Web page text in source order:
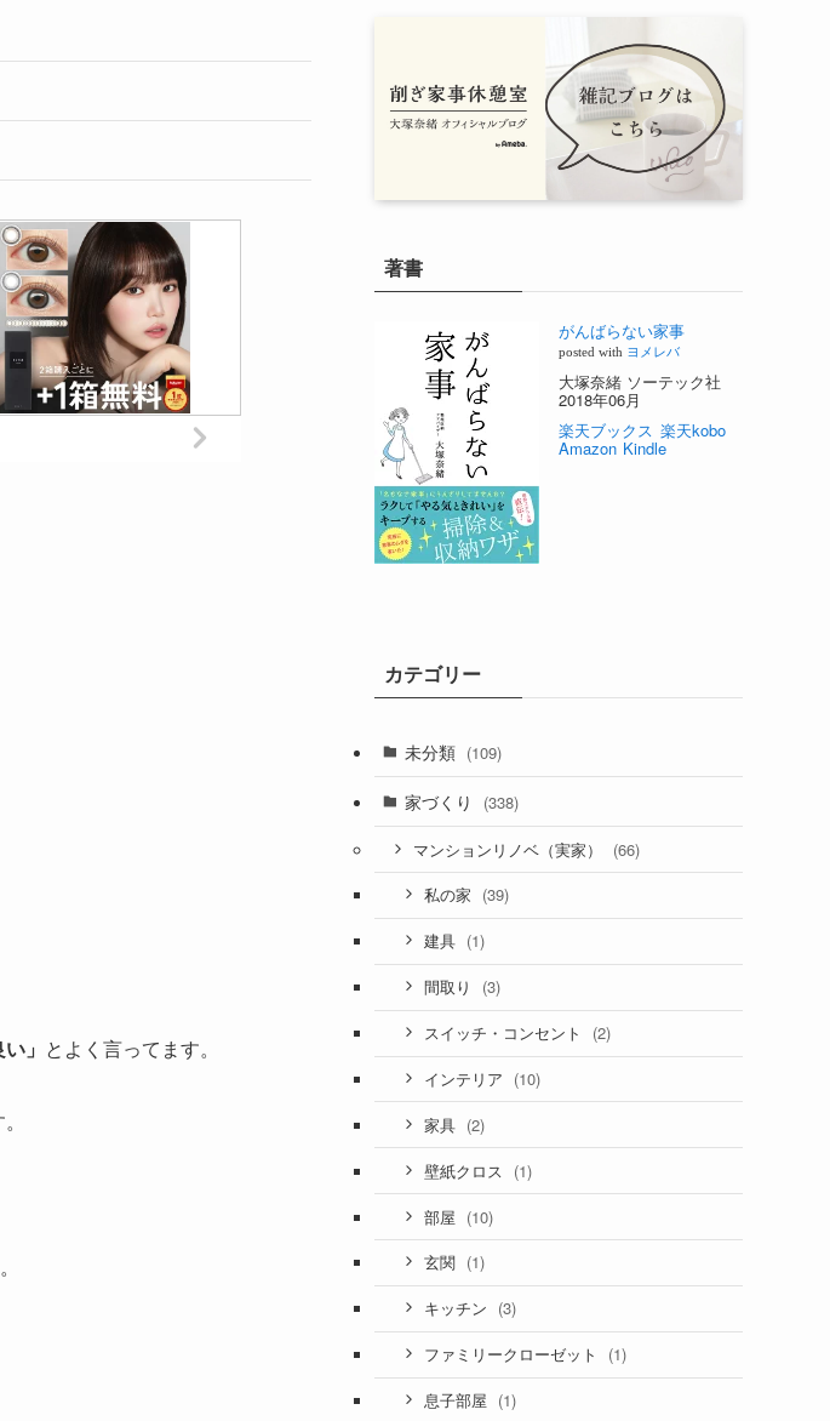
」 とよく言ってます。
著書
がんばらない家事
posted with ヨメレバ
大塚奈緒 ソーテック社
2018年06月
楽天ブックス 楽天kobo
Amazon Kindle
カテゴリー
未分類 (109)
家づくり (338)
マンションリノベ（実家） (66)
私の家 (39)
建具 (1)
間取り (3)
スイッチ・コンセント (2)
インテリア (10)
家具 (2)
壁紙クロス (1)
部屋 (10)
玄関 (1)
キッチン (3)
ファミリークローゼット (1)
息子部屋 (1)